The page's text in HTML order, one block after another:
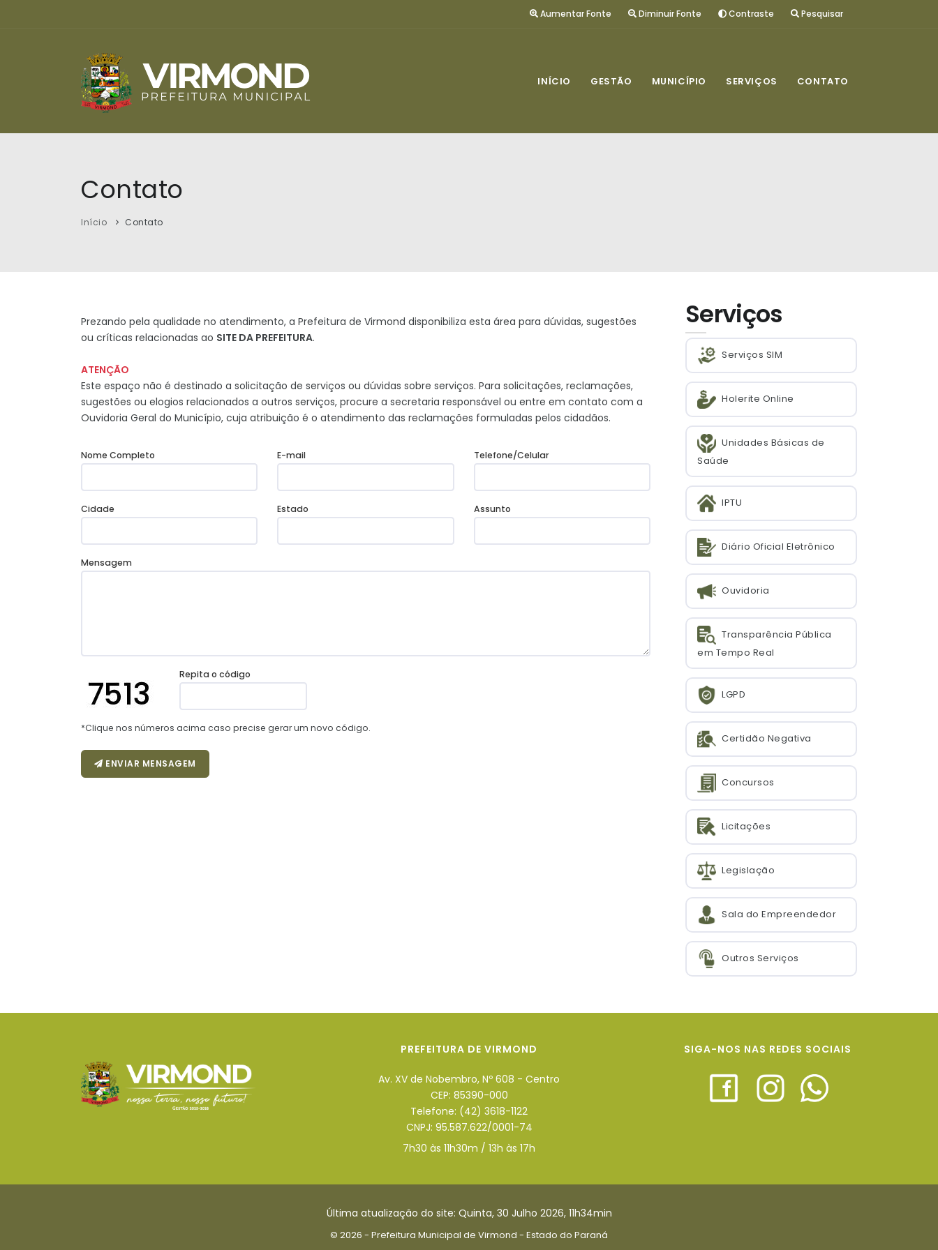
Aumentar Fonte Diminuir Fonte Contraste Pesquisar
INÍCIO GESTÃO MUNICÍPIO SERVIÇOS CONTATO
Contato
Início Contato
Prezando pela qualidade no atendimento, a Prefeitura de Virmond disponibiliza esta área para dúvidas, sugestões
ou críticas relacionadas ao SITE DA PREFEITURA.
ATENÇÃO
Este espaço não é destinado a solicitação de serviços ou dúvidas sobre serviços. Para solicitações, reclamações,
sugestões ou elogios relacionados a outros serviços, procure a secretaria responsável ou entre em contato com a
Ouvidoria Geral do Município, cuja atribuição é o atendimento das reclamações formuladas pelos cidadãos.
Nome Completo E-mail Telefone/Celular
Cidade Estado Assunto
Mensagem
Repita o código
*Clique nos números acima caso precise gerar um novo código.
ENVIAR MENSAGEM
Serviços
Serviços SIM
Holerite Online
Unidades Básicas de
Saúde
IPTU
Diário Oficial Eletrônico
Ouvidoria
Transparência Pública
em Tempo Real
LGPD
Certidão Negativa
Concursos
Licitações
Legislação
Sala do Empreendedor
Outros Serviços
PREFEITURA DE VIRMOND
Av. XV de Nobembro, Nº 608 - Centro
CEP: 85390-000
Telefone: (42) 3618-1122
CNPJ: 95.587.622/0001-74
7h30 às 11h30m / 13h às 17h
SIGA-NOS NAS REDES SOCIAIS
Última atualização do site: Quinta, 30 Julho 2026, 11h34min
© 2026 - Prefeitura Municipal de Virmond - Estado do Paraná